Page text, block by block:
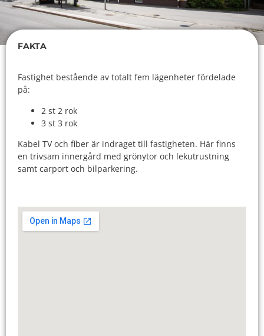
FAKTA
Fastighet bestående av totalt fem lägenheter fördelade
på:
2 st 2 rok
3 st 3 rok
Kabel TV och fiber är indraget till fastigheten. Här finns
en trivsam innergård med grönytor och lekutrustning
samt carport och bilparkering.